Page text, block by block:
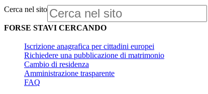
Cerca nel sito
FORSE STAVI CERCANDO
Iscrizione anagrafica per cittadini europei
Richiedere una pubblicazione di matrimonio
Cambio di residenza
Amministrazione trasparente
FAQ